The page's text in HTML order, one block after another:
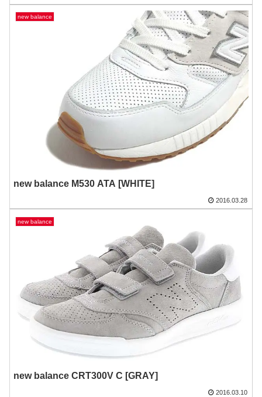
new balance
new balance M530 ATA [WHITE]
2016.03.28
new balance
new balance CRT300V C [GRAY]
2016.03.10